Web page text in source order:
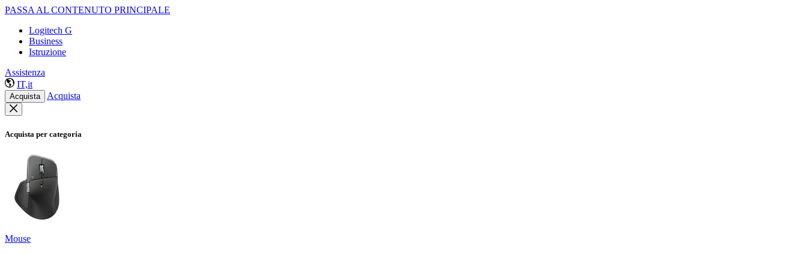
PASSA AL CONTENUTO PRINCIPALE
Logitech G
Business
Istruzione
Assistenza
IT,it
Acquista Acquista
Acquista per categoria
Mouse